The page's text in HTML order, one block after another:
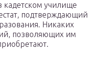
кадетском училище
подтверждающий
Никаких
позволяющих им